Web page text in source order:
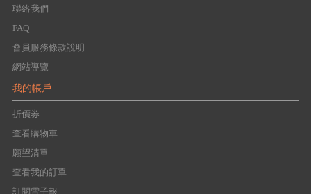
聯絡我們
FAQ
會員服務條款說明
網站導覽
我的帳戶
折價券
查看購物車
願望清單
查看我的訂單
訂閱電子報